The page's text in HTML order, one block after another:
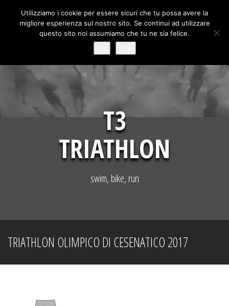
content
T3
TRIATHLON
swim, bike, run
TRIATHLON OLIMPICO DI CESENATICO 2017
Utilizziamo i cookie per essere sicuri che tu possa avere la
migliore esperienza sul nostro sito. Se continui ad utilizzare
questo sito noi assumiamo che tu ne sia felice.